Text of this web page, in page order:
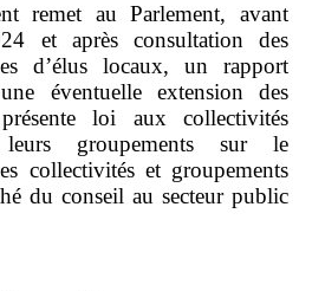
remet au Parlement, avant
et après consultation des
d’élus locaux, un rapport
éventuelle extension des
loi aux collectivités
groupements sur le
collectivités et groupements
du conseil au secteur public